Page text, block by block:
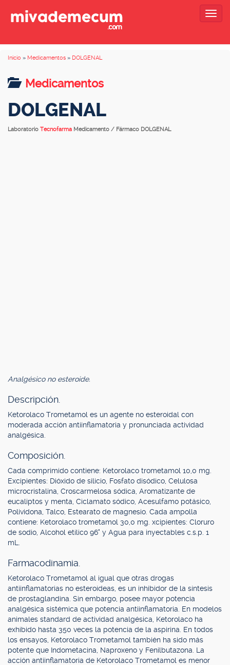
Inicio » Medicamentos » DOLGENAL
Medicamentos
DOLGENAL
Laboratorio Tecnofarma Medicamento / Fármaco DOLGENAL
Analgésico no esteroide.
Descripción.
Ketorolaco Trometamol es un agente no esteroidal con
moderada acción antiinflamatoria y pronunciada actividad
analgésica.
Composición.
Cada comprimido contiene: Ketorolaco trometamol 10,0 mg.
Excipientes: Dióxido de silicio, Fosfato disódico, Celulosa
microcristalina, Croscarmelosa sódica, Aromatizante de
eucaliptos y menta, Ciclamato sódico, Acesulfamo potásico,
Polividona, Talco, Estearato de magnesio. Cada ampolla
contiene: Ketorolaco trometamol 30,0 mg. xcipientes: Cloruro
de sodio, Alcohol etílico 96° y Agua para inyectables c.s.p. 1
mL.
Farmacodinamia.
Ketorolaco Trometamol al igual que otras drogas
antiinflamatorias no esteroídeas, es un inhibidor de la síntesis
de prostaglandina. Sin embargo, posee mayor potencia
analgésica sistémica que potencia antiinflamatoria. En modelos
animales standard de actividad analgésica, Ketorolaco ha
exhibido hasta 350 veces la potencia de la aspirina. En todos
los ensayos, Ketorolaco Trometamol también ha sido más
potente que Indometacina, Naproxeno y Fenilbutazona. La
acción antiinflamatoria de Ketorolaco Trometamol es menor